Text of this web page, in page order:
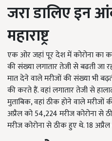
जरा डालिए इन
महाराष्ट्र
एक ओर जहां पूर देश में कोरोना का
की संख्या लगातार तेजी से बढती जा
मात देने वाले मरीजों की संख्या भी
की करते हैं. वहां लगातार तेजी से
मुताबिक, वहां ठीक होने वाले मरीजों
अप्रैल को 54,224 मरीज कोरोना से
मरीज कोरोना से ठीक हुए थे. 18